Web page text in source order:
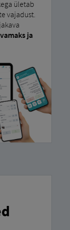
ületab
vajadust.
ja